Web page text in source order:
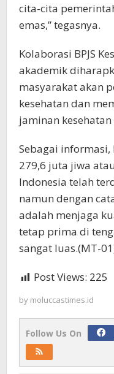
cita-cita
emas,” tegasnya.
Kolaborasi BPJS
akademik
masyarakat akan
kesehatan dan
jaminan
Sebagai
279,6 juta jiwa
Indonesia telah
namun dengan
adalah menjaga
tetap prima di
sangat luas.(MT-
Post Views: 225
by moluccastimes.id
Follow Us On